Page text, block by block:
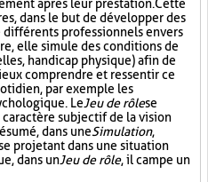
après leur prestation. Cette
dans le but de développer des
professionnels envers
elle simule des conditions de
handicap physique) afin de
comprendre et ressentir ce
par exemple les
LeJeu de rôlese
caractère subjectif de la vision
dans uneSimulation,
projetant dans une situation
dans unJeu de rôle, il campe un